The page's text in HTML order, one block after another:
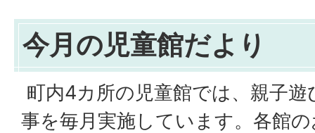
今月の児童館だより
町内4カ所の児童館では、親子
事を毎月実施しています。各館